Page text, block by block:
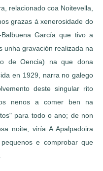
relacionado coa Noitevella,
grazas á xenerosidade do
García que tivo a
unha gravación realizada na
de Oencia) na que dona
en 1929, narra no galego
deste singular rito
nenos a comer ben na
para todo o ano; de non
noite, viría A Apalpadoira
e comprobar que